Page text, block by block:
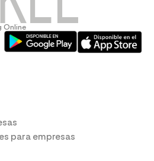
Online
para empresas